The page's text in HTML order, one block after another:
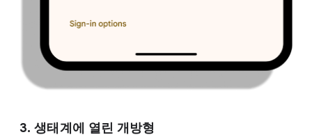
3. 생태계에 열린 개방형